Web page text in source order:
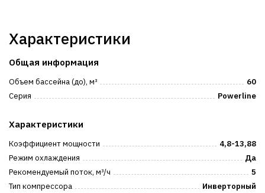
Характеристики
Общая информация
Объем бассейна (до), м³
60
Серия
Powerline
Характеристики
Коэффициент мощности
4,8-13,88
Режим охлаждения
Да
Рекомендуемый поток, м³/ч
5
Тип компрессора
Инверторный